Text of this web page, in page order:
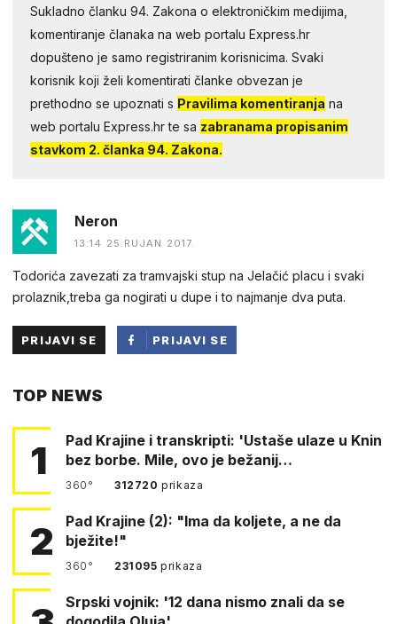
Sukladno članku 94. Zakona o elektroničkim medijima,
komentiranje članaka na web portalu Express.hr
dopušteno je samo registriranim korisnicima. Svaki
korisnik koji želi komentirati članke obvezan je
prethodno se upoznati s Pravilima komentiranja na
web portalu Express.hr te sa zabranama propisanim
stavkom 2. članka 94. Zakona.
Neron
13:14 25.RUJAN 2017.
Todorića zavezati za tramvajski stup na Jelačić placu i svaki
prolaznik,treba ga nogirati u dupe i to najmanje dva puta.
PRIJAVI SE
PRIJAVI SE
TOP NEWS
1
Pad Krajine i transkripti: 'Ustaše ulaze u Knin
bez borbe. Mile, ovo je bežanij…
360° 312720prikaza
2
Pad Krajine (2): "Ima da koljete, a ne da
bježite!"
360° 231095prikaza
Srpski vojnik: '12 dana nismo znali da se